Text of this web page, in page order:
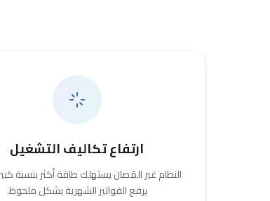
ارتفاع تكاليف التشغيل
النظام غير المُصان يستهلك طاقة أكثر بنسبة
يرفع الفواتير الشهرية بشكل ملحوظ.